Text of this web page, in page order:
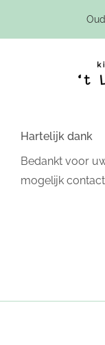
Hartelijk dank
Bedankt voor
mogelijk